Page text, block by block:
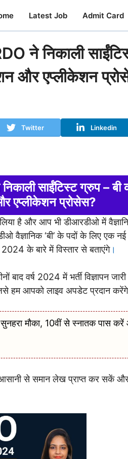
Latest Job Admit Card
ने निकाली
और एप्लीकेशन
Twitter Linkedin
साईंटिस्ट ग्रुप – बी
एप्लीकेशन प्रोसेस?
है और आप भी डीआरडीओ में
‘बी’ के पदों के लिए एक नई
के बारे में विस्तार से बताएंगे।
वर्ष 2024 में भर्ती विज्ञापन
हम आपको लाइव अपडेट प्रदान
मौका, 10वीं से स्नातक पास
से समान लेख प्राप्त कर सकें